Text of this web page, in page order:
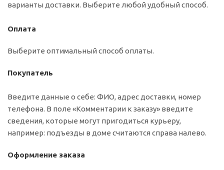
варианты доставки. Выберите любой удобный способ.
Оплата
Выберите оптимальный способ оплаты.
Покупатель
Введите данные о себе: ФИО, адрес доставки, номер
телефона. В поле «Комментарии к заказу» введите
сведения, которые могут пригодиться курьеру,
например: подъезды в доме считаются справа налево.
Оформление заказа